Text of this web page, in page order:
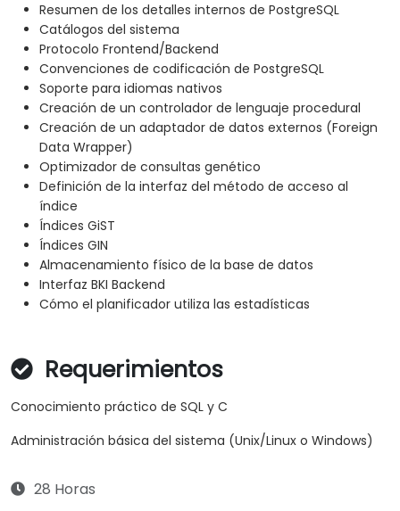
Resumen de los detalles internos de PostgreSQL
Catálogos del sistema
Protocolo Frontend/Backend
Convenciones de codificación de PostgreSQL
Soporte para idiomas nativos
Creación de un controlador de lenguaje procedural
Creación de un adaptador de datos externos (Foreign
Data Wrapper)
Optimizador de consultas genético
Definición de la interfaz del método de acceso al
índice
Índices GiST
Índices GIN
Almacenamiento físico de la base de datos
Interfaz BKI Backend
Cómo el planificador utiliza las estadísticas
Requerimientos
Conocimiento práctico de SQL y C
Administración básica del sistema (Unix/Linux o Windows)
28 Horas